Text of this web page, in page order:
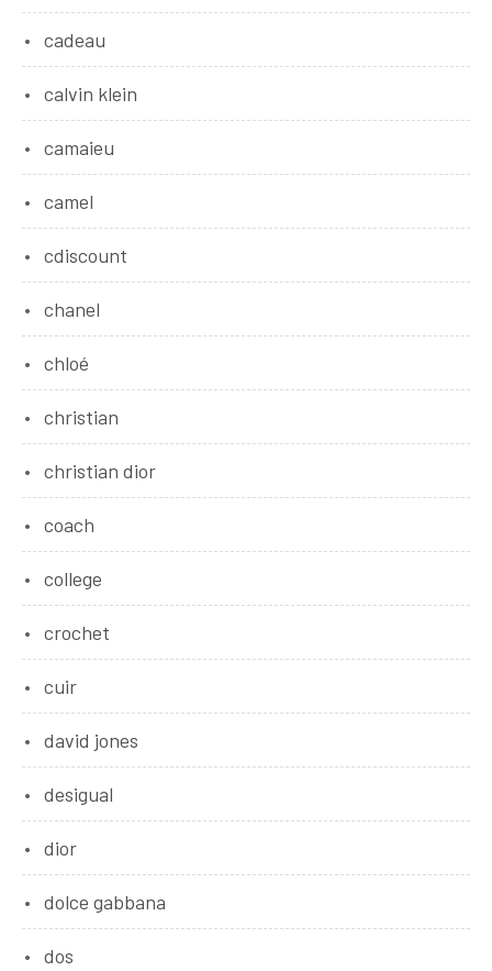
cadeau
calvin klein
camaieu
camel
cdiscount
chanel
chloé
christian
christian dior
coach
college
crochet
cuir
david jones
desigual
dior
dolce gabbana
dos